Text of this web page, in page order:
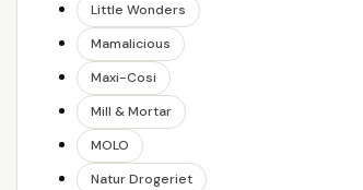
Little Wonders
Mamalicious
Maxi-Cosi
Mill & Mortar
MOLO
Natur Drogeriet